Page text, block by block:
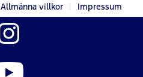
Allmänna villkor Impressum